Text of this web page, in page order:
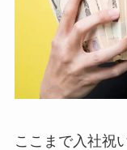
ここまで入社祝